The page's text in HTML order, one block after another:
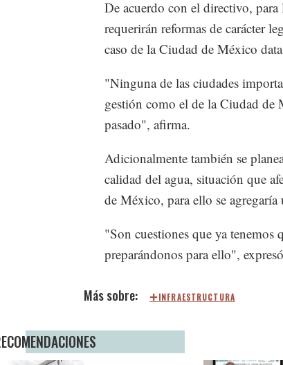
De acuerdo con el directivo,
requerirán reformas de carácter
caso de la Ciudad de México
"Ninguna de las ciudades
gestión como el de la Ciudad de
pasado", afirma.
Adicionalmente también se
calidad del agua, situación que
de México, para ello se
"Son cuestiones que ya tenemos
preparándonos para ello",
INFRAESTRUCTURA